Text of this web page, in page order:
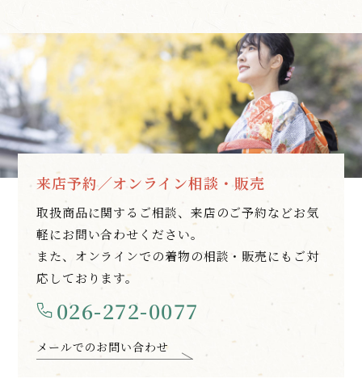
来店予約／オンライン相談・販売
取扱商品に関するご相談、来店のご予約などお気
軽にお問い合わせください。
また、オンラインでの着物の相談・販売にもご対
応しております。
026-272-0077
メールでのお問い合わせ